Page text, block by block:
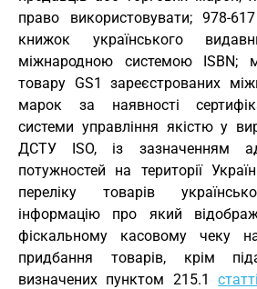
право використовувати; 978-
книжок українського
міжнародною системою ISBN;
товару GS1 зареєстрованих
марок за наявності
системи управління якістю у
ДСТУ ISO, із зазначенням
потужностей на території
переліку товарів
інформацію про який
фіскальному касовому чеку
придбання товарів, крім
визначених пунктом 215.1